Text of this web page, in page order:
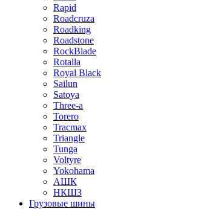
Rapid
Roadcruza
Roadking
Roadstone
RockBlade
Rotalla
Royal Black
Sailun
Satoya
Three-a
Torero
Tracmax
Triangle
Tunga
Voltyre
Yokohama
АШК
НКШЗ
Грузовые шины